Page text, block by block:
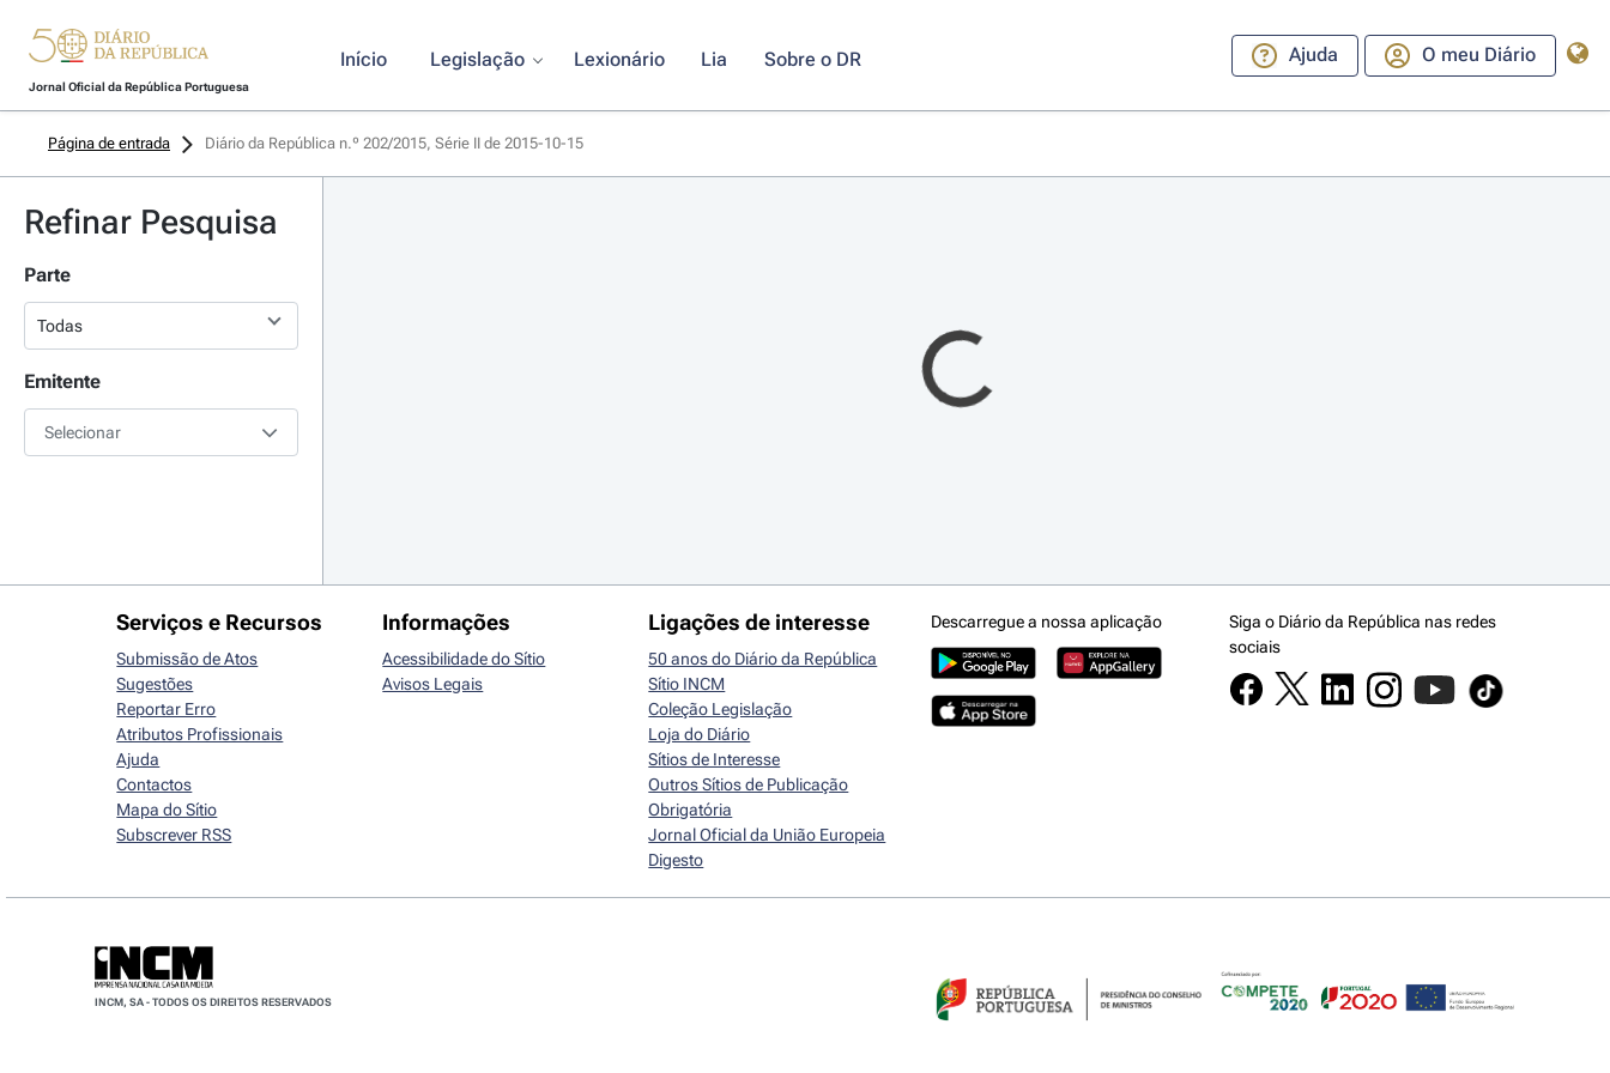
Jornal Oficial da República Portuguesa
Início Legislação Lexionário Lia Sobre o DR Ajuda O meu Diário
Página de entrada Diário da República n.º 202/2015, Série II de 2015-10-15
Refinar Pesquisa
Parte
Emitente
Selecionar
Serviços e Recursos
Submissão de Atos
Sugestões
Reportar Erro
Atributos Profissionais
Ajuda
Contactos
Mapa do Sítio
Subscrever RSS
Informações
Acessibilidade do Sítio
Avisos Legais
Ligações de interesse
50 anos do Diário da República
Sítio INCM
Coleção Legislação
Loja do Diário
Sítios de Interesse
Outros Sítios de Publicação
Obrigatória
Jornal Oficial da União Europeia
Digesto
Descarregue a nossa aplicação
Siga o Diário da República nas redes
sociais
INCM, SA - TODOS OS DIREITOS RESERVADOS